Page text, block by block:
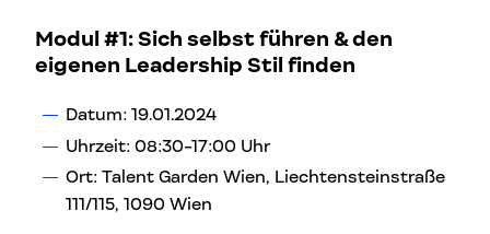
Modul #1:Sich selbst führen & den
eigenen Leadership Stil finden
Datum: 19.01.2024
Uhrzeit: 08:30-17:00 Uhr
Ort: Talent Garden Wien, Liechtensteinstraße
111/115, 1090 Wien